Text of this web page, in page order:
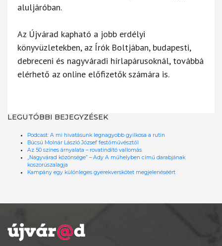
aluljáróban.
Az Újvárad kapható a jobb erdélyi
könyvüzletekben, az Írók Boltjában, budapesti,
debreceni és nagyváradi hírlapárusoknál, továbbá
elérhető az online előfizetők számára is.
LEGUTÓBBI BEJEGYZÉSEK
Podcast: A mi hivatásunk legnagyobb gyilkosa a rutin
Búcsú Molnár László József festőművésztől
Az 50 színes árnyalata – rovatindító vallomás
„Nagyvárad közönsége” – Ady A műhelyben című darabjának
koszorúszalagja
Kampány egy különleges gyerekverskötet megjelenéséért